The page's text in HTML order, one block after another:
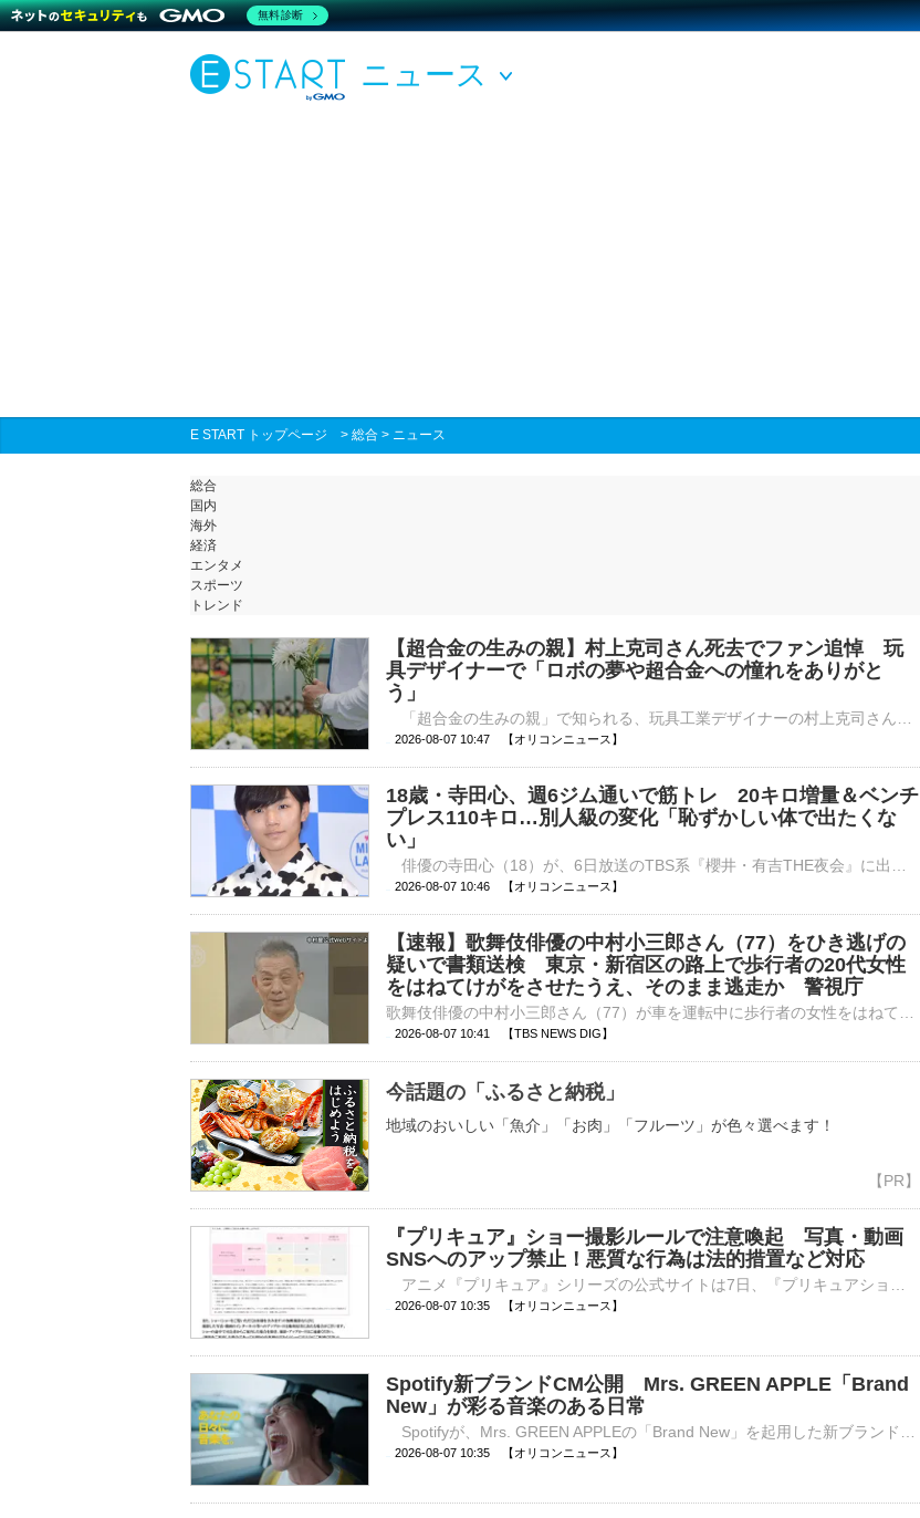
ニュース
E START トップページ > 総合 > ニュース
総合
国内
海外
経済
エンタメ
スポーツ
トレンド
【超合金の生みの親】村上克司さん死去でファン追悼 玩
具デザイナーで「ロボの夢や超合金への憧れをありがと
う」
2026-08-07 10:47 【オリコンニュース】
18歳・寺田心、週6ジム通いで筋トレ 20キロ増量＆ベンチ
プレス110キロ…別人級の変化「恥ずかしい体で出たくな
い」
2026-08-07 10:46 【オリコンニュース】
【速報】歌舞伎俳優の中村小三郎さん（77）をひき逃げの
疑いで書類送検 東京・新宿区の路上で歩行者の20代女性
をはねてけがをさせたうえ、そのまま逃走か 警視庁
2026-08-07 10:41 【TBS NEWS DIG】
今話題の「ふるさと納税」
地域のおいしい「魚介」「お肉」「フルーツ」が色々選べます！
『プリキュア』ショー撮影ルールで注意喚起 写真・動画
SNSへのアップ禁止！悪質な行為は法的措置など対応
2026-08-07 10:35 【オリコンニュース】
Spotify新ブランドCM公開 Mrs. GREEN APPLE「Brand
New」が彩る音楽のある日常
2026-08-07 10:35 【オリコンニュース】
無料診断